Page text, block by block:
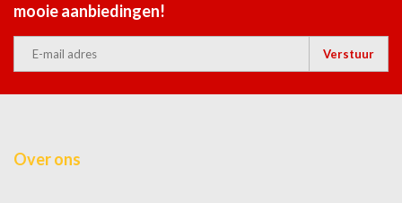
mooie aanbiedingen!
Verstuur
Over ons